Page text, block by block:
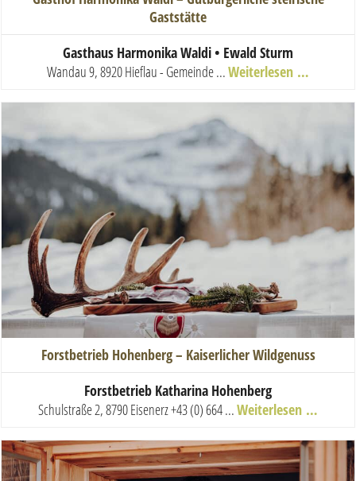
Gaststätte
Gasthaus Harmonika Waldi • Ewald Sturm
Wandau 9, 8920 Hieflau - Gemeinde ...Weiterlesen …
Forstbetrieb Hohenberg – Kaiserlicher Wildgenuss
Forstbetrieb Katharina Hohenberg
Schulstraße 2, 8790 Eisenerz+43 (0) 664 ...Weiterlesen …